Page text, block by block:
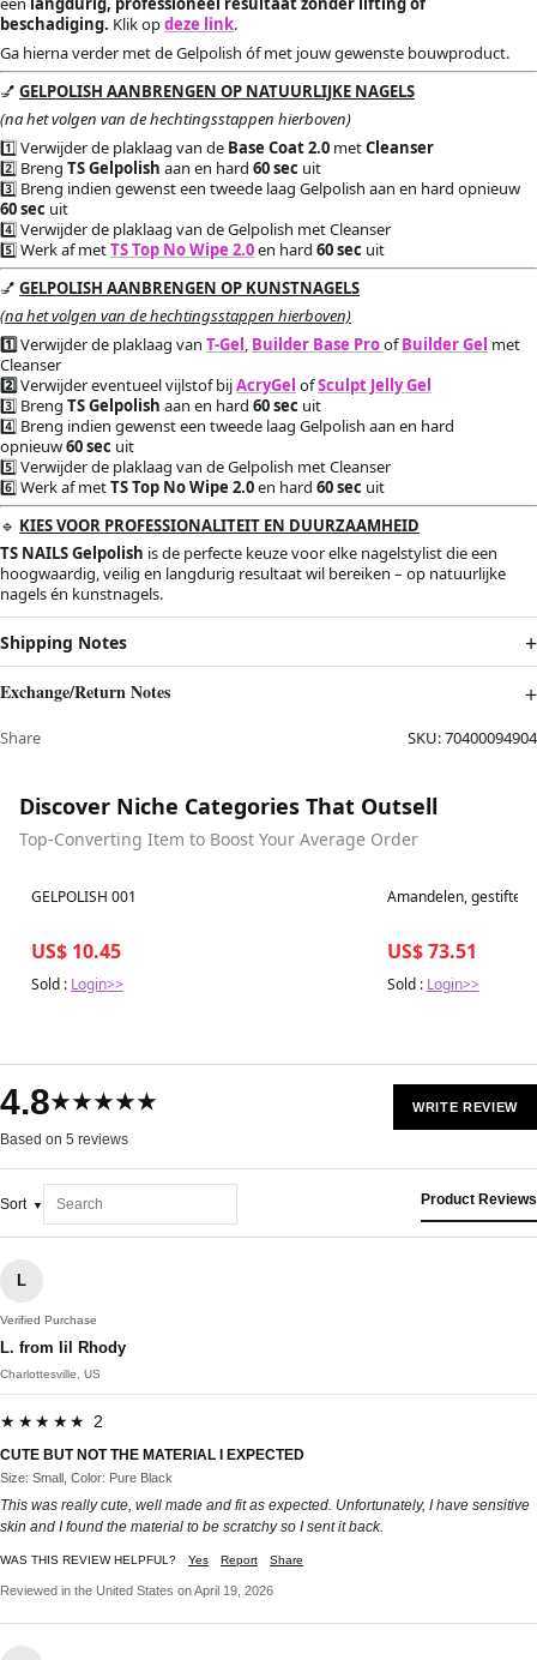
beschadiging. Klik opdeze link.
Ga hierna verder met de Gelpolish óf met jouw gewenste bouwproduct.
💅 GELPOLISH AANBRENGEN OP NATUURLIJKE NAGELS
(na het volgen van de hechtingsstappen hierboven)
1️⃣ Verwijder de plaklaag van de Base Coat 2.0 metCleanser
2️⃣ Breng TS Gelpolish aan en hard 60 sec uit
3️⃣ Breng indien gewenst een tweede laag Gelpolish aan en hard opnieuw
60 sec uit
4️⃣ Verwijder de plaklaag van de Gelpolish met Cleanser
5️⃣Werk af metTSTop No Wipe 2.0en hard 60 sec uit
💅 GELPOLISH AANBRENGEN OP KUNSTNAGELS
(na het volgen van de hechtingsstappen hierboven)
1️⃣Verwijder de plaklaag van T-Gel, Builder Base ProofBuilder Gel met
Cleanser
2️⃣Verwijder eventueel vijlstof bijAcryGel ofSculpt Jelly Gel
3️⃣ Breng TS Gelpolish aan en hard 60 sec uit
4️⃣ Breng indien gewenst een tweede laag Gelpolish aan en hard
opnieuw60 sec uit
5️⃣ Verwijder de plaklaag van de Gelpolish met Cleanser
6️⃣ Werk af metTS Top No Wipe 2.0en hard 60 sec uit
🔹 KIES VOOR PROFESSIONALITEIT EN DUURZAAMHEID
TS NAILS Gelpolish is de perfecte keuze voor elke nagelstylist die een
hoogwaardig, veilig en langdurig resultaat wil bereiken – op natuurlijke
nagels én kunstnagels.
Shipping Notes
Exchange/Return Notes
Share SKU:70400094904
Discover Niche Categories That Outsell
Top-Converting Item to Boost Your Average Order
Best in 7 days
GELPOLISH 001
US$ 10.45
Sold : Login>>
Best in 7 days
Amandelen, gestifteld,
US$ 73.51
Sold : Login>>
4.8★★★★★
Based on 5 reviews
WRITE REVIEW
Sort Product Reviews
L
Verified Purchase
L. from lil Rhody
Charlottesville, US
★★★★★ 2
CUTE BUT NOT THE MATERIAL I EXPECTED
Size: Small, Color: Pure Black
This was really cute, well made and fit as expected. Unfortunately, I have sensitive
skin and I found the material to be scratchy so I sent it back.
WAS THIS REVIEW HELPFUL? Yes Report Share
Reviewed in the United States on April 19, 2026